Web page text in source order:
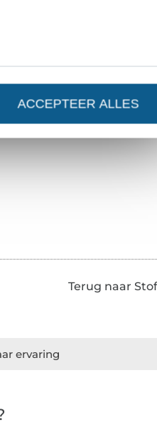
Terug naar
ervaring
ACCEPTEER ALLES